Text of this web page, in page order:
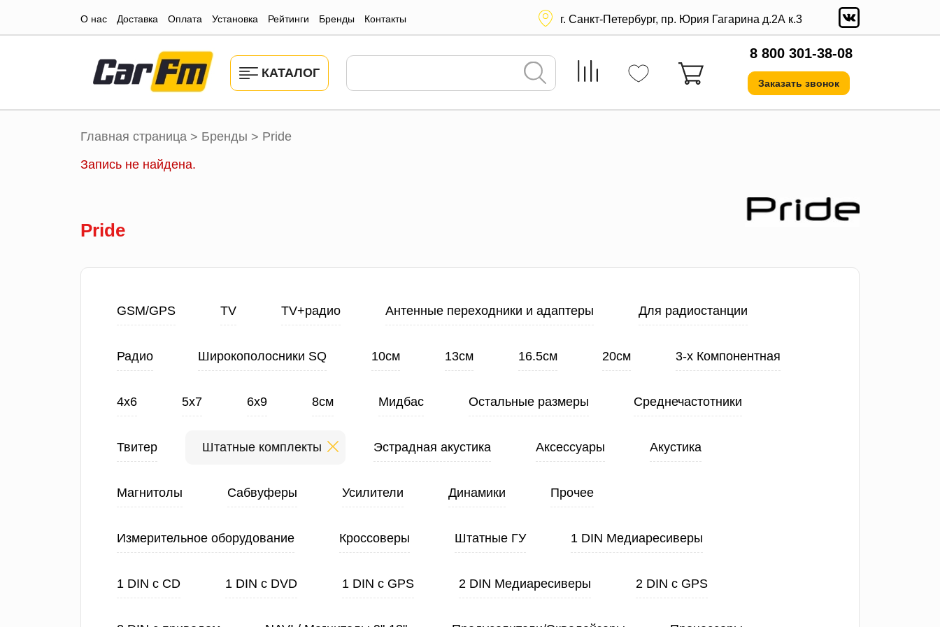
О нас Доставка Оплата Установка Рейтинги Бренды Контакты г. Санкт-Петербург, пр. Юрия Гагарина д.2А к.3
КАТАЛОГ
8 800 301-38-08
Заказать звонок
Главная страница > Бренды > Pride
Запись не найдена.
Pride
GSM/GPS TV TV+радио Антенные переходники и адаптеры Для радиостанции
Радио Широкополосники SQ 10см 13см 16.5см 20см 3-х Компонентная
4х6 5х7 6х9 8см Мидбас Остальные размеры Среднечастотники
Твитер Штатные комплекты Эстрадная акустика Аксессуары Акустика
Магнитолы Сабвуферы Усилители Динамики Прочее
Измерительное оборудование Кроссоверы Штатные ГУ 1 DIN Медиаресиверы
1 DIN с CD 1 DIN с DVD 1 DIN с GPS 2 DIN Медиаресиверы 2 DIN с GPS